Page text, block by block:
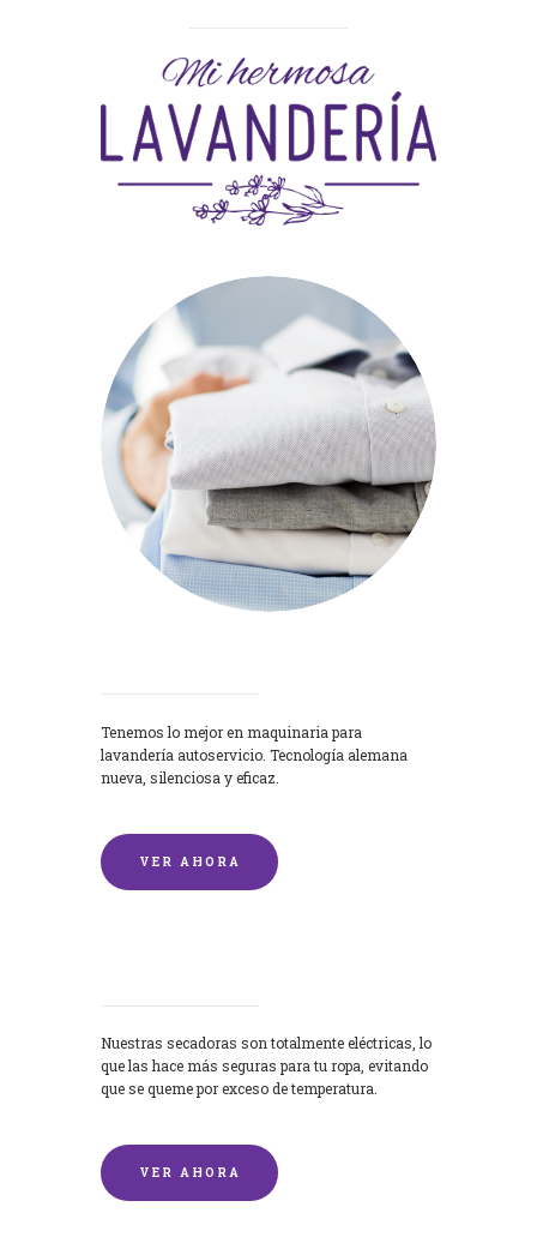
Tenemos lo mejor en maquinaria para
lavandería autoservicio. Tecnología alemana
nueva, silenciosa y eficaz.
VER AHORA
Nuestras secadoras son totalmente eléctricas, lo
que las hace más seguras para tu ropa, evitando
que se queme por exceso de temperatura.
VER AHORA